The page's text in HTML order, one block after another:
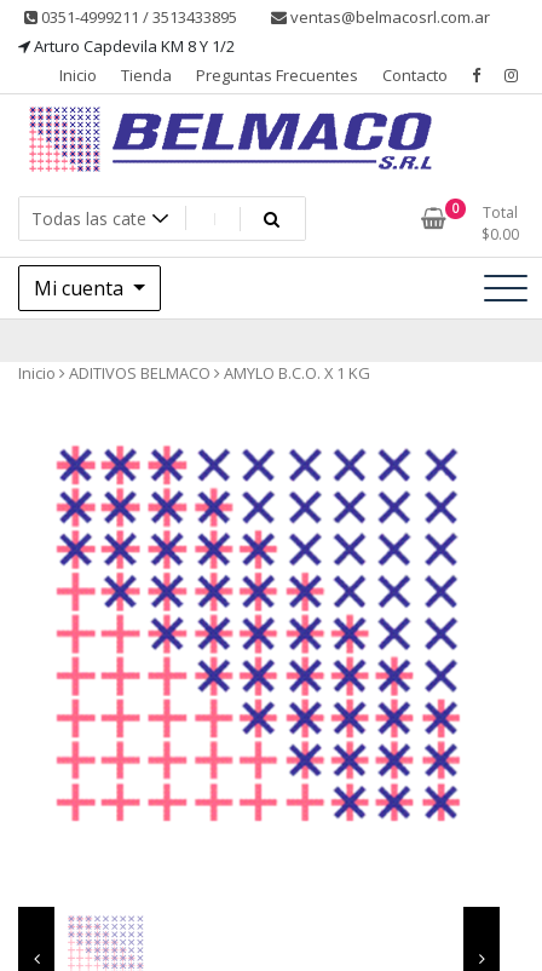
Saltar0351-4999211 / 3513433895
ventas@belmacosrl.com.ar
Arturo Capdevila KM 8 Y 1/2
Inicio
Tienda Preguntas Frecuentes Contacto
Belmaco SRL – Aditivos
Belmaco SRL, Somos una empresa, dedicada a la fabricación,
comercialización y asesoramiento de productos para la industria
alimentaria
0
Total
$0.00
Mi cuenta
Inicio ADITIVOS BELMACO AMYLO B.C.O. X 1 KG